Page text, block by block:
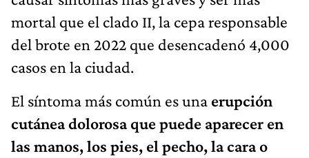
mortal que el clado II, la cepa responsable
del brote en 2022 que desencadenó 4,000
casos en la ciudad.
El síntoma más común es una erupción
cutánea dolorosa que puede aparecer en
las manos, los pies, el pecho, la cara o